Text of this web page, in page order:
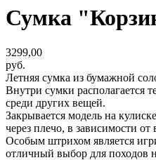
Сумка
3299,00
руб.
Летняя сумка из бумажной
Внутри сумки располагается
среди других вещей.
Закрывается модель на
через плечо, в зависимости от
Особым штрихом является
отличный выбор для походов